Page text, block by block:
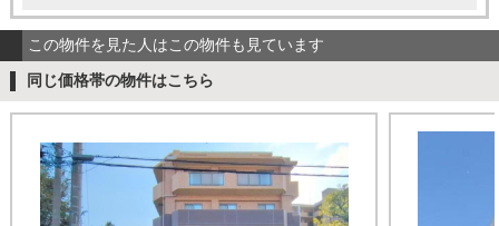
この物件を見た人はこの物件も見ています
同じ価格帯の物件はこちら